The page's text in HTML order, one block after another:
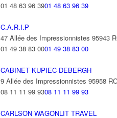
01 48 63 96 3901 48 63 96 39
C.A.R.I.P
47 Allée des Impressionnistes 95943
01 49 38 83 0001 49 38 83 00
CABINET KUPIEC DEBERGH
9 Allée des Impressionnistes 95958
08 11 11 99 9308 11 11 99 93
CARLSON WAGONLIT TRAVEL